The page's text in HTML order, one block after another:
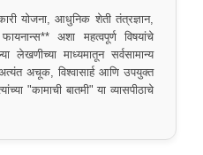
योजना, आधुनिक शेती तंत्रज्ञान,
अशा महत्वपूर्ण विषयांचे
माध्यमातून सर्वसामान्य
अचूक, विश्वासार्ह आणि उपयुक्त
"कामाची बातमी" या व्यासपीठाचे